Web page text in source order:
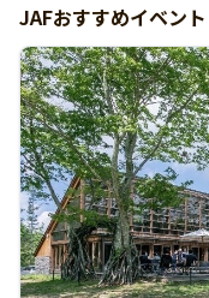
JAFおすすめイベント